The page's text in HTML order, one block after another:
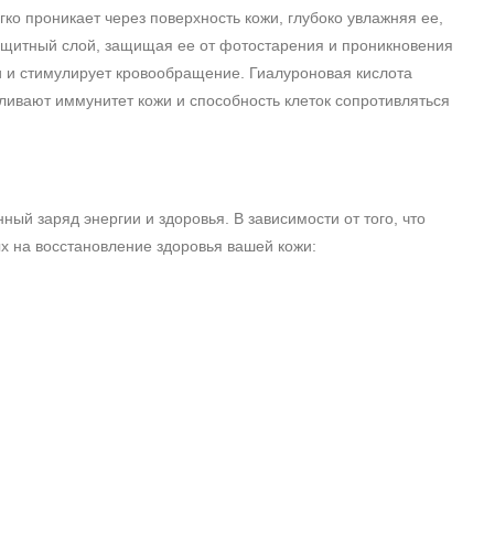
проникает через поверхность кожи, глубоко увлажняя ее,
слой, защищая ее от фотостарения и проникновения
стимулирует кровообращение. Гиалуроновая кислота
иммунитет кожи и способность клеток сопротивляться
заряд энергии и здоровья. В зависимости от того, что
восстановление здоровья вашей кожи: